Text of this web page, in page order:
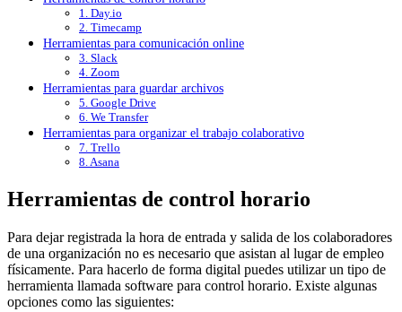
1. Day.io
2. Timecamp
Herramientas para comunicación online
3. Slack
4. Zoom
Herramientas para guardar archivos
5. Google Drive
6. We Transfer
Herramientas para organizar el trabajo colaborativo
7. Trello
8. Asana
Herramientas de control horario
Para dejar registrada la hora de entrada y salida de los colaboradores
de una organización no es necesario que asistan al lugar de empleo
físicamente. Para hacerlo de forma digital puedes utilizar un tipo de
herramienta llamada software para control horario. Existe algunas
opciones como las siguientes: